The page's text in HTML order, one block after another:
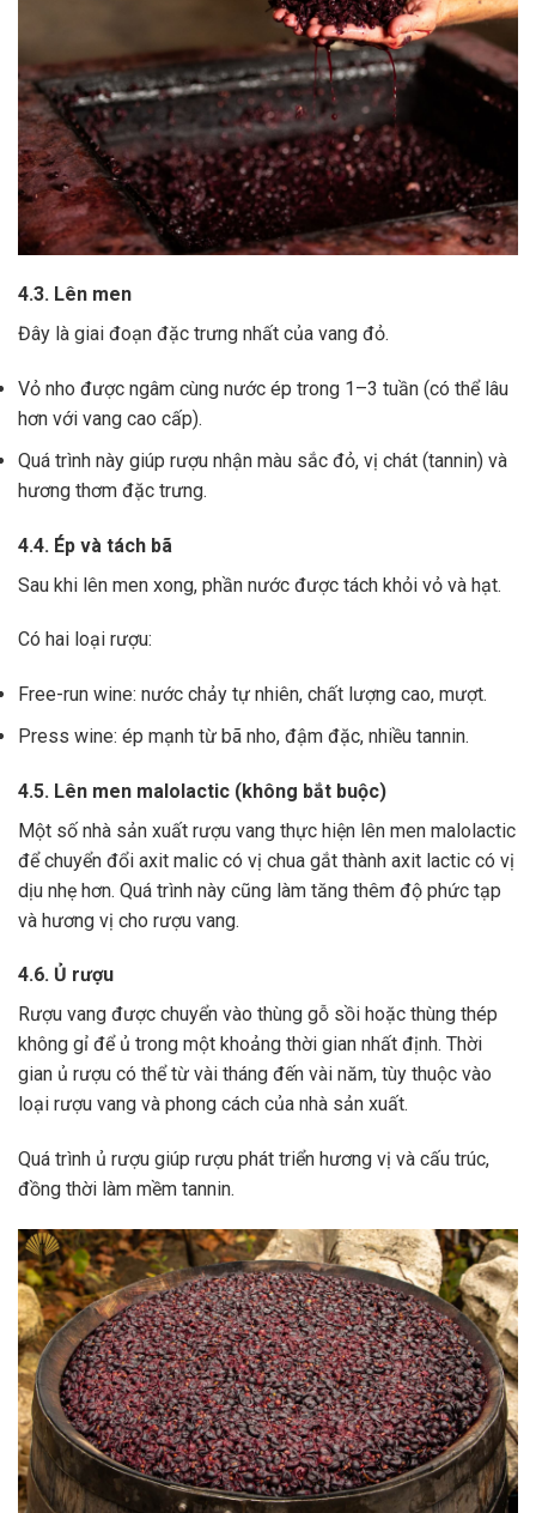
4.3. Lên men
Đây là giai đoạn đặc trưng nhất của vang đỏ.
Vỏ nho được ngâm cùng nước ép trong 1–3 tuần (có thể lâu
hơn với vang cao cấp).
Quá trình này giúp rượu nhận màu sắc đỏ, vị chát (tannin) và
hương thơm đặc trưng.
4.4. Ép và tách bã
Sau khi lên men xong, phần nước được tách khỏi vỏ và hạt.
Có hai loại rượu:
Free-run wine: nước chảy tự nhiên, chất lượng cao, mượt.
Press wine: ép mạnh từ bã nho, đậm đặc, nhiều tannin.
4.5. Lên men malolactic (không bắt buộc)
Một số nhà sản xuất rượu vang thực hiện lên men malolactic
để chuyển đổi axit malic có vị chua gắt thành axit lactic có vị
dịu nhẹ hơn. Quá trình này cũng làm tăng thêm độ phức tạp
và hương vị cho rượu vang.
4.6. Ủ rượu
Rượu vang được chuyển vào thùng gỗ sồi hoặc thùng thép
không gỉ để ủ trong một khoảng thời gian nhất định. Thời
gian ủ rượu có thể từ vài tháng đến vài năm, tùy thuộc vào
loại rượu vang và phong cách của nhà sản xuất.
Quá trình ủ rượu giúp rượu phát triển hương vị và cấu trúc,
đồng thời làm mềm tannin.